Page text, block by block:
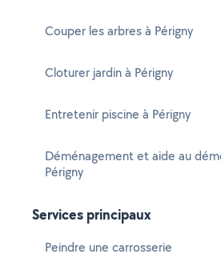
Couper les arbres à Périgny
Cloturer jardin à Périgny
Entretenir piscine à Périgny
Déménagement et aide au
Périgny
Services principaux
Peindre une carrosserie